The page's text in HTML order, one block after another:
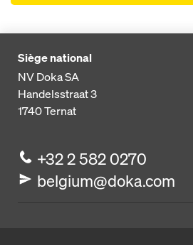
Siège national
NV Doka SA
Handelsstraat 3
1740Ternat
+32 2 582 0270
belgium@doka.com